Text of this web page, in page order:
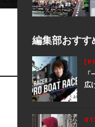
編集部おすす
広